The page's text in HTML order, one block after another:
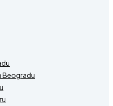
Beogradu